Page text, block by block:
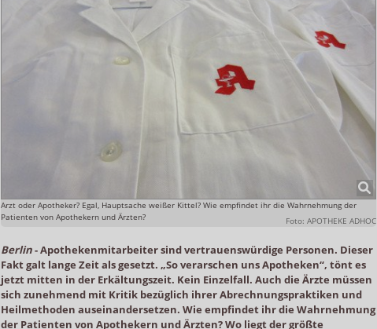
Arzt oder Apotheker? Egal, Hauptsache weißer Kittel? Wie empfindet ihr die Wahrnehmung der
Patienten von Apothekern und Ärzten?
Foto: APOTHEKE ADHOC
Berlin-Apothekenmitarbeiter sind vertrauenswürdige Personen. Dieser
Fakt galt lange Zeit als gesetzt. „So verarschen uns Apotheken“, tönt es
jetzt mitten in der Erkältungszeit. Kein Einzelfall. Auch die Ärzte müssen
sich zunehmend mit Kritik bezüglich ihrer Abrechnungspraktiken und
Heilmethoden auseinandersetzen. Wie empfindet ihr die Wahrnehmung
der Patienten von Apothekern und Ärzten? Wo liegt der größte